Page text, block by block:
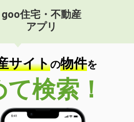
goo住宅・不動産
アプリ
サイトの物件を
検索！